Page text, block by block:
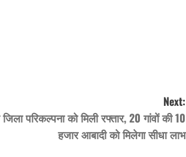
Next:
परिकल्पना को मिली रफ्तार, 20 गांवों की 10
हजार आबादी को मिलेगा सीधा लाभ